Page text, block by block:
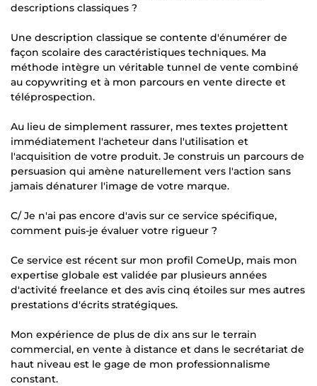
descriptions classiques ?
Une description classique se contente d'énumérer de
façon scolaire des caractéristiques techniques. Ma
méthode intègre un véritable tunnel de vente combiné
au copywriting et à mon parcours en vente directe et
téléprospection.
Au lieu de simplement rassurer, mes textes projettent
immédiatement l'acheteur dans l'utilisation et
l'acquisition de votre produit. Je construis un parcours de
persuasion qui amène naturellement vers l'action sans
jamais dénaturer l'image de votre marque.
C/ Je n'ai pas encore d'avis sur ce service spécifique,
comment puis-je évaluer votre rigueur ?
Ce service est récent sur mon profil ComeUp, mais mon
expertise globale est validée par plusieurs années
d'activité freelance et des avis cinq étoiles sur mes autres
prestations d'écrits stratégiques.
Mon expérience de plus de dix ans sur le terrain
commercial, en vente à distance et dans le secrétariat de
haut niveau est le gage de mon professionnalisme
constant.